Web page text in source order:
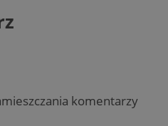
komentarzy